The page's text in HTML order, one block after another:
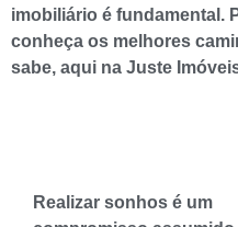
imobiliário é fundamental.
conheça os melhores
sabe, aqui na Juste
Realizar sonhos é um